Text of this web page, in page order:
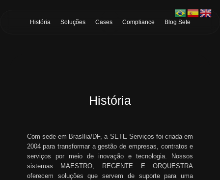
História Soluções Cases Compliance Blog Sete
História
Com sede em Brasília/DF, a SETE Serviços foi criada em
2004 para transformar a gestão de empresas, contratos e
serviços por meio de inovação e tecnologia. Nossos
sistemas MAESTRO, REGENTE E ORQUESTRA
oferecem soluções que servem de suporte para uma